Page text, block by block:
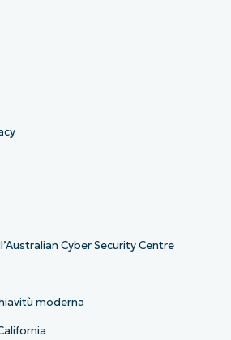
Cyber Security Centre
moderna